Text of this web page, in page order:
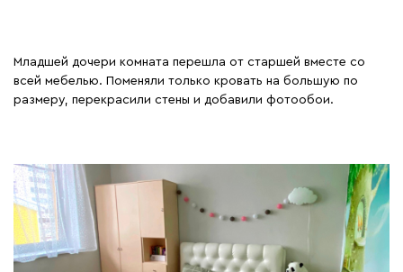
Младшей дочери комната перешла от старшей вместе со
всей мебелью. Поменяли только кровать на большую по
размеру, перекрасили стены и добавили фотообои.